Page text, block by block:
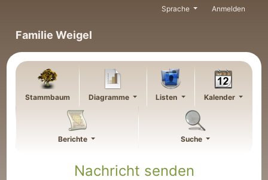
Familie Weigel
Sprache Anmelden
Stammbaum Diagramme Listen Kalender
Berichte Suche
Nachricht senden